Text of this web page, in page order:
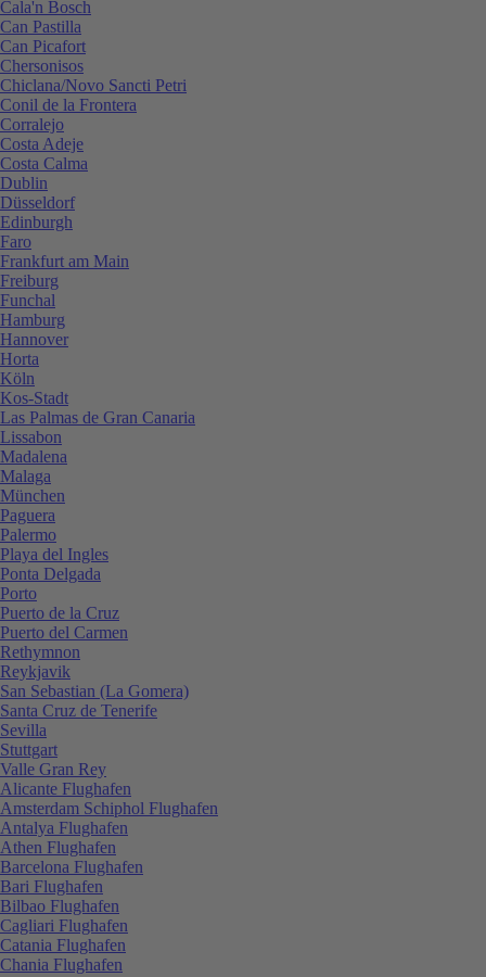
Cala'n Bosch
Can Pastilla
Can Picafort
Chersonisos
Chiclana/Novo Sancti Petri
Conil de la Frontera
Corralejo
Costa Adeje
Costa Calma
Dublin
Düsseldorf
Edinburgh
Faro
Frankfurt am Main
Freiburg
Funchal
Hamburg
Hannover
Horta
Köln
Kos-Stadt
Las Palmas de Gran Canaria
Lissabon
Madalena
Malaga
München
Paguera
Palermo
Playa del Ingles
Ponta Delgada
Porto
Puerto de la Cruz
Puerto del Carmen
Rethymnon
Reykjavik
San Sebastian (La Gomera)
Santa Cruz de Tenerife
Sevilla
Stuttgart
Valle Gran Rey
Alicante Flughafen
Amsterdam Schiphol Flughafen
Antalya Flughafen
Athen Flughafen
Barcelona Flughafen
Bari Flughafen
Bilbao Flughafen
Cagliari Flughafen
Catania Flughafen
Chania Flughafen